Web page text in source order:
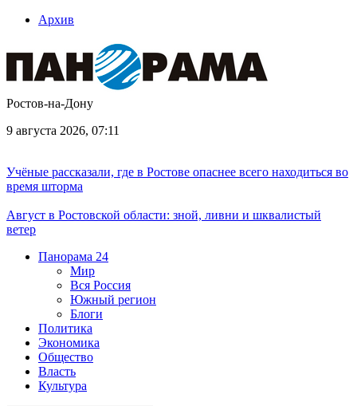
Архив
Ростов-на-Дону
9 августа 2026, 07:11
Учёные рассказали, где в Ростове опаснее всего находиться во
время шторма
Август в Ростовской области: зной, ливни и шквалистый
ветер
Панорама 24
Мир
Вся Россия
Южный регион
Блоги
Политика
Экономика
Общество
Власть
Культура